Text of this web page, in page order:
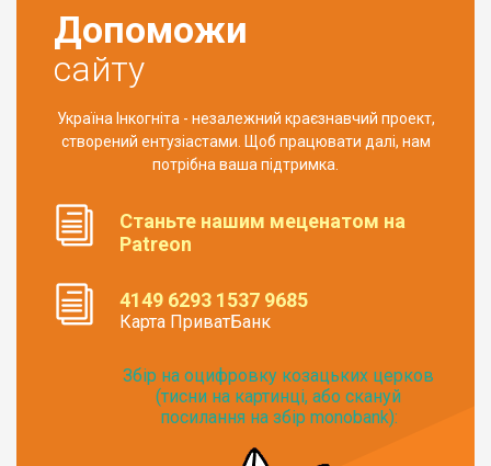
Допоможи
сайту
Україна Інкогніта - незалежний краєзнавчий проект,
створений ентузіастами. Щоб працювати далі, нам
потрібна ваша підтримка.
Станьте нашим меценатом на
Patreon
4149 6293 1537 9685
Карта ПриватБанк
Збір на оцифровку козацьких церков
(тисни на картинці, або скануй
посилання на збір monobank):